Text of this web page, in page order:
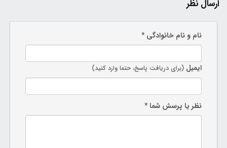
ارسال نظر
نام و نام خانوادگی *
ایمیل (برای دریافت پاسخ، حتما وارد کنید)
نظر یا پرسش شما *